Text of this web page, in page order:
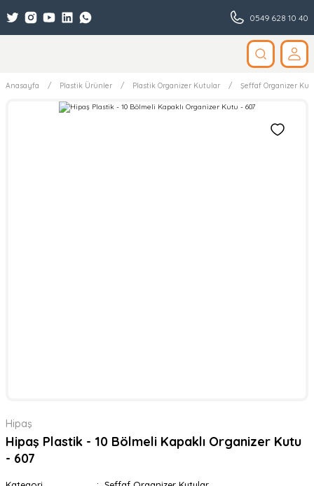
0549 628 10 40
Anasayfa Plastik Ürünler Plastik Organizer Kutular Şeffaf Organizer
Hipaş
Hipaş Plastik - 10 Bölmeli Kapaklı Organizer Kutu
- 607